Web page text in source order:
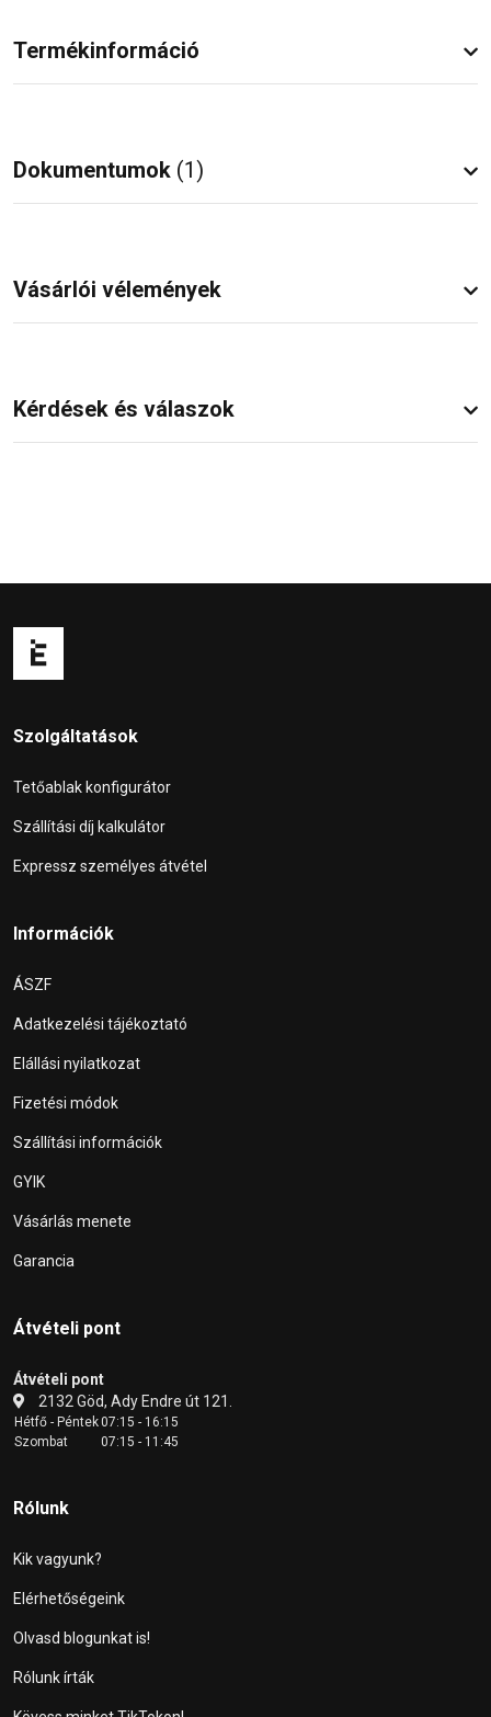
Termékinformáció
Dokumentumok (1)
Vásárlói vélemények
Kérdések és válaszok
Szolgáltatások
Tetőablak konfigurátor
Szállítási díj kalkulátor
Expressz személyes átvétel
Információk
ÁSZF
Adatkezelési tájékoztató
Elállási nyilatkozat
Fizetési módok
Szállítási információk
GYIK
Vásárlás menete
Garancia
Átvételi pont
Átvételi pont
2132 Göd, Ady Endre út 121.
Hétfő - Péntek07:15 - 16:15
Szombat
07:15 - 11:45
Rólunk
Kik vagyunk?
Elérhetőségeink
Olvasd blogunkat is!
Rólunk írták